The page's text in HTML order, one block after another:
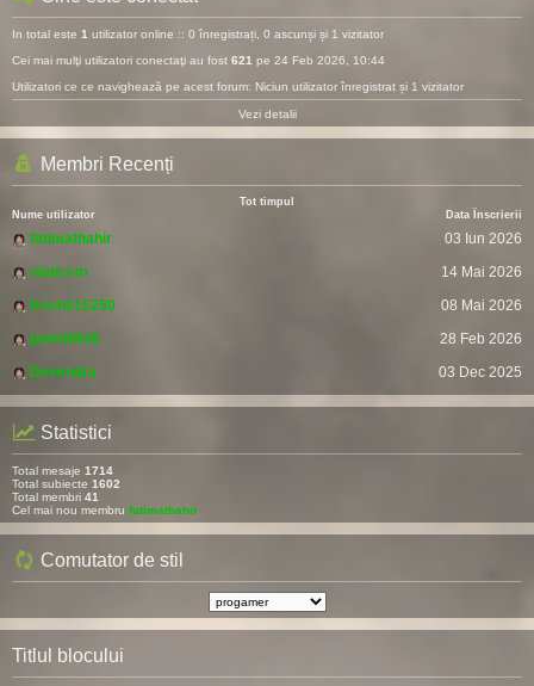
In total este 1 utilizator online :: 0 înregistrați, 0 ascunși și 1 vizitator
Cei mai mulţi utilizatori conectaţi au fost 621 pe 24 Feb 2026, 10:44
Utilizatori ce ce navighează pe acest forum: Niciun utilizator înregistrat și 1 vizitator
Vezi detalii
Membri Recenți
Tot timpul
Nume utilizator
Data Înscrierii
fatimathahir
03 Iun 2026
vladcvm
14 Mai 2026
fresh215250
08 Mai 2026
pomitil436
28 Feb 2026
Devendra
03 Dec 2025
Statistici
Total mesaje 1714
Total subiecte 1602
Total membri 41
Cel mai nou membru fatimathahir
Comutator de stil
Titlul blocului